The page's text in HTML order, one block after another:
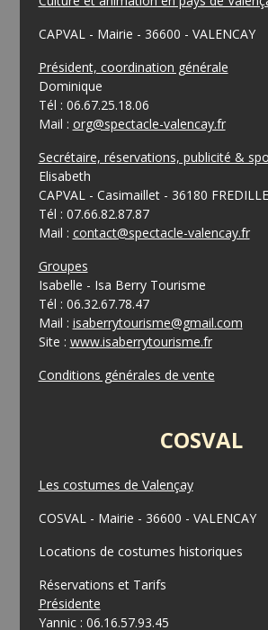
CAPVAL - Mairie - 36600 - VALENCAY
Président, coordination générale
Dominique
Tél : 06.67.25.18.06
Mail : org@spectacle-valencay.fr
Secrétaire, réservations, publicité &
Elisabeth
CAPVAL - Casimaillet - 36180 FREDILLE
Tél : 07.66.82.87.87
Mail : contact@spectacle-valencay.fr
Groupes
Isabelle - Isa Berry Tourisme
Tél : 06.32.67.78.47
Mail : isaberrytourisme@gmail.com
Site : www.isaberrytourisme.fr
Conditions générales de vente
COSVAL
Les costumes de Valençay
COSVAL - Mairie - 36600 - VALENCAY
Locations de costumes historiques
Réservations et Tarifs
Présidente
Yannic : 06.16.57.93.45